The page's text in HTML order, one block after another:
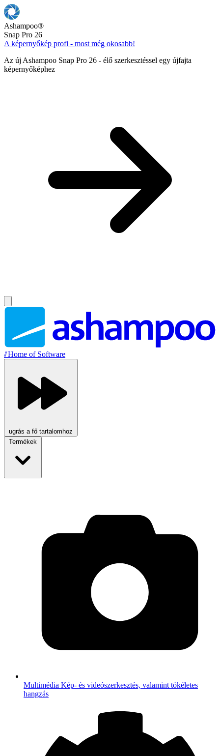
Ashampoo®
Snap Pro 26
A képernyőkép profi - most még okosabb!
Az új Ashampoo Snap Pro 26 - élő szerkesztéssel egy újfajta
képernyőképhez
//Home of Software
ugrás a fő tartalomhoz
Termékek
Multimédia Kép- és videószerkesztés, valamint tökéletes
hangzás